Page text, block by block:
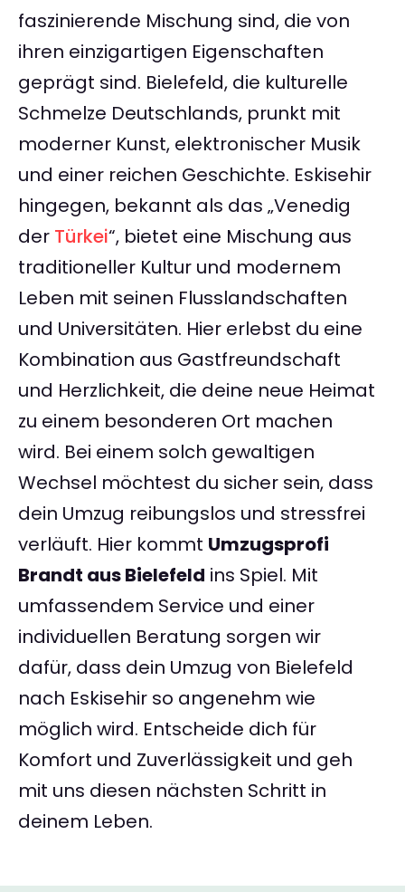
faszinierende Mischung sind, die von
ihren einzigartigen Eigenschaften
geprägt sind. Bielefeld, die kulturelle
Schmelze Deutschlands, prunkt mit
moderner Kunst, elektronischer Musik
und einer reichen Geschichte. Eskisehir
hingegen, bekannt als das „Venedig
der Türkei“, bietet eine Mischung aus
traditioneller Kultur und modernem
Leben mit seinen Flusslandschaften
und Universitäten. Hier erlebst du eine
Kombination aus Gastfreundschaft
und Herzlichkeit, die deine neue Heimat
zu einem besonderen Ort machen
wird. Bei einem solch gewaltigen
Wechsel möchtest du sicher sein, dass
dein Umzug reibungslos und stressfrei
verläuft. Hier kommt Umzugsprofi
Brandt aus Bielefeld ins Spiel. Mit
umfassendem Service und einer
individuellen Beratung sorgen wir
dafür, dass dein Umzug von Bielefeld
nach Eskisehir so angenehm wie
möglich wird. Entscheide dich für
Komfort und Zuverlässigkeit und geh
mit uns diesen nächsten Schritt in
deinem Leben.